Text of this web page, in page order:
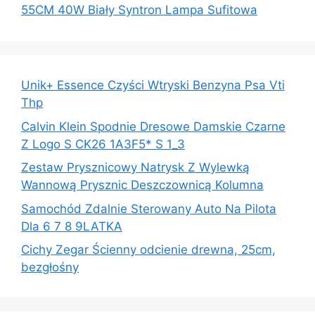
55CM 40W Biały Syntron Lampa Sufitowa
Unik+ Essence Czyści Wtryski Benzyna Psa Vti
Thp
Calvin Klein Spodnie Dresowe Damskie Czarne
Z Logo S CK26 1A3F5* S 1_3
Zestaw Prysznicowy Natrysk Z Wylewką
Wannową Prysznic Deszczownicą Kolumna
Samochód Zdalnie Sterowany Auto Na Pilota
Dla 6 7 8 9LATKA
Cichy Zegar Ścienny odcienie drewna, 25cm,
bezgłośny